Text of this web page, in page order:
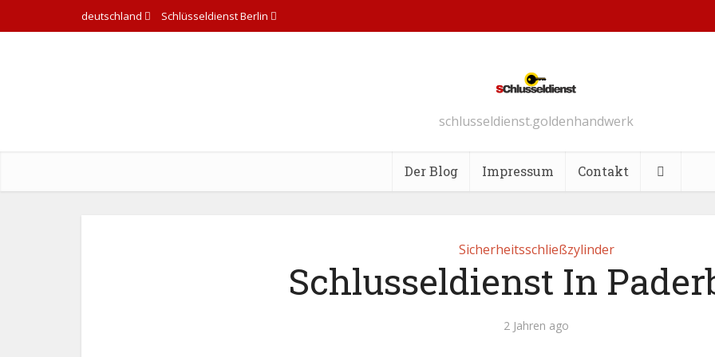
deutschland Schlüsseldienst Berlin
schlusseldienst.goldenhandwerk
Der Blog Impressum Contakt
Sicherheitsschließzylinder
Schlusseldienst In
2 Jahren ago